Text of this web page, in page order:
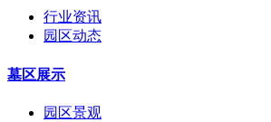
行业资讯
园区动态
墓区展示
园区景观